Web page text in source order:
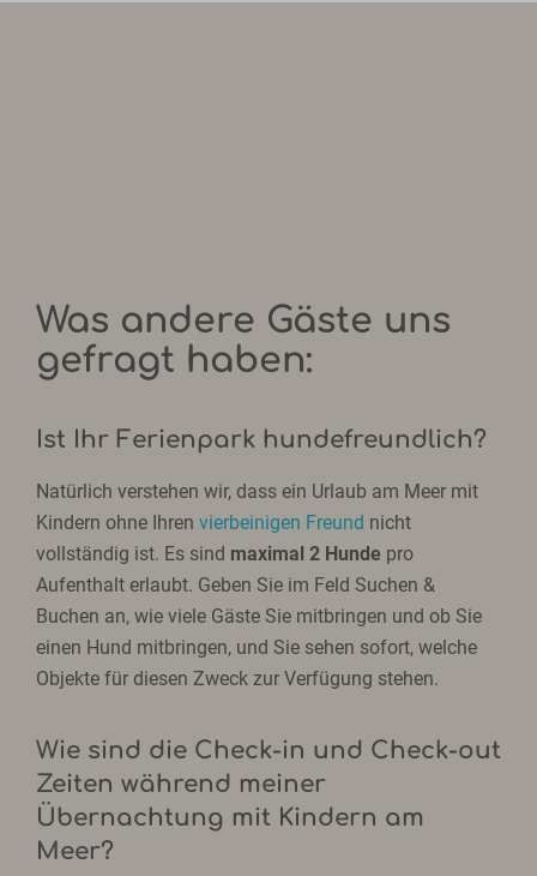
Was andere Gäste uns
gefragt haben:
Ist Ihr Ferienpark hundefreundlich?
Natürlich verstehen wir, dass ein Urlaub am Meer mit
Kindern ohne Ihrenvierbeinigen Freund nicht
vollständig ist. Es sind maximal 2 Hunde pro
Aufenthalt erlaubt. Geben Sie im Feld Suchen &
Buchen an, wie viele Gäste Sie mitbringen und ob Sie
einen Hund mitbringen, und Sie sehen sofort, welche
Objekte für diesen Zweck zur Verfügung stehen.
Wie sind die Check-in und Check-out
Zeiten während meiner
Übernachtung mit Kindern am
Meer?